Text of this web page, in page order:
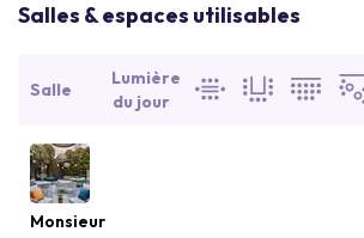
Salles & espaces utilisables
Salle
Lumière
du jour
Monsieur